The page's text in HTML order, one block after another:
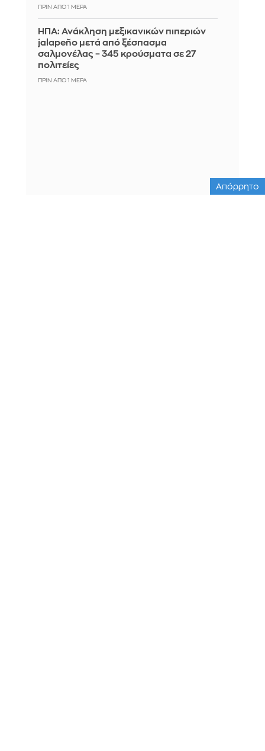
ΠΡΙΝ ΑΠΌ 1 ΜΈΡΑ
ΗΠΑ: Ανάκληση μεξικανικών πιπεριών
jalapeño μετά από ξέσπασμα
σαλμονέλας – 345 κρούσματα σε 27
πολιτείες
ΠΡΙΝ ΑΠΌ 1 ΜΈΡΑ
Απόρρητο